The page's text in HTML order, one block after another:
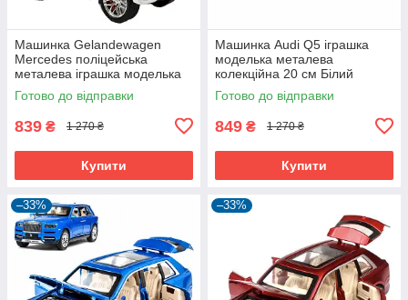
Машинка Gelandewagen
Mercedes поліцейська
металева іграшка моделька
колекційна 22 см Білий
(60809)
Готово до відправки
839 ₴ 1 270 ₴
Купити
Машинка Audi Q5 іграшка
моделька металева
колекційна 20 см Білий
(61198)
Готово до відправки
849 ₴ 1 270 ₴
Купити
–33% –33%